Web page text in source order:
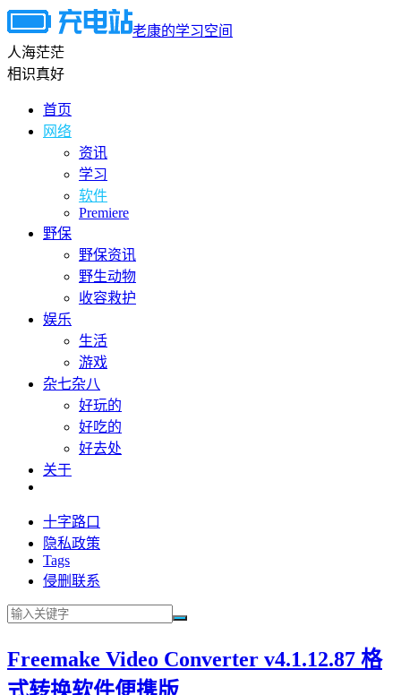
老康的学习空间
人海茫茫
相识真好
首页
网络
资讯
学习
软件
Premiere
野保
野保资讯
野生动物
收容救护
娱乐
生活
游戏
杂七杂八
好玩的
好吃的
好去处
关于
十字路口
隐私政策
Tags
侵删联系
Freemake Video Converter v4.1.12.87 格